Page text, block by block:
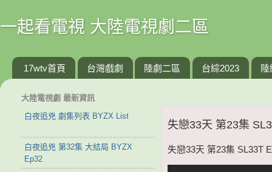
一起看電視 大陸電視劇二區
17wtv首頁 台灣戲劇 陸劇二區 台綜2023 陸
失戀33天 第23集
失戀33天 第23集 SL33T
大陸電視劇 最新資訊
白夜追兇 劇集列表 BYZX List
白夜追兇 第32集 大結局 BYZX
Ep32